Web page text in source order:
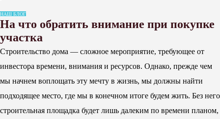
НАШ БЛОГ
На что обратить внимание при покупке
участка
Строительство дома — сложное мероприятие, требующее от
инвестора времени, внимания и ресурсов. Однако, прежде чем
мы начнем воплощать эту мечту в жизнь, мы должны найти
подходящее место, где мы в конечном итоге будем жить. Без него
строительная площадка будет лишь далеким по времени планом,